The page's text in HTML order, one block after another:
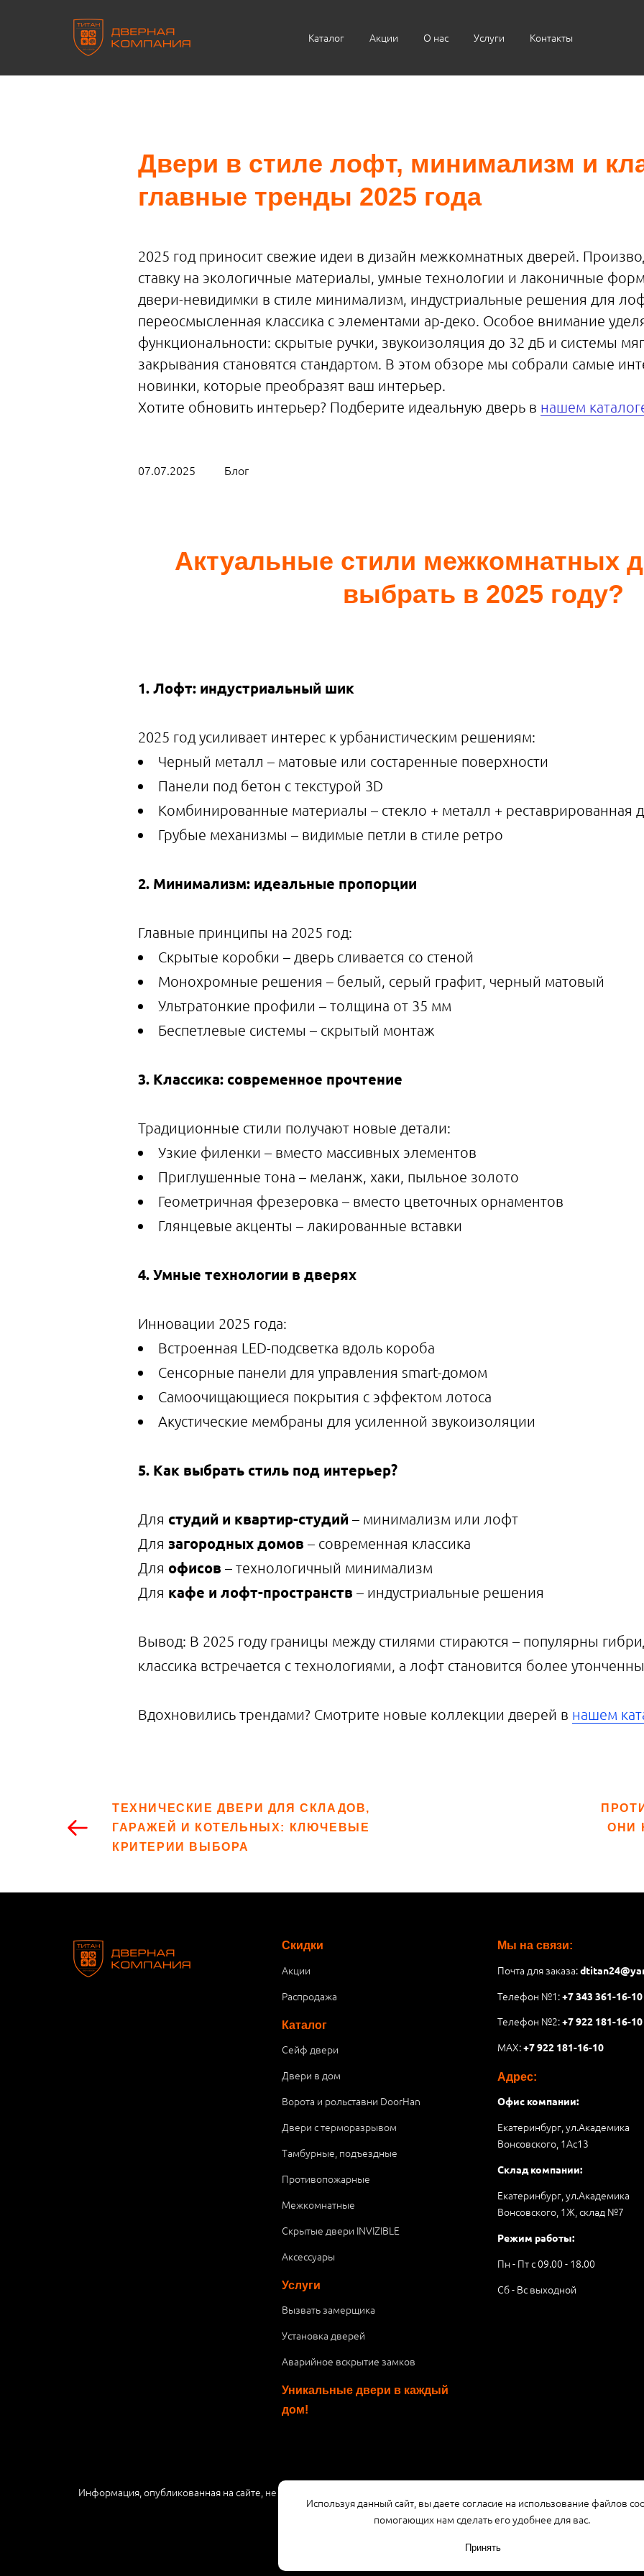
Каталог Акции О нас Услуги Контакты
Используя данный сайт, вы даете согласие на использование файлов
помогающих нам сделать его удобнее для вас.
Принять
Двери в стиле лофт, минимализм и
главные тренды 2025 года
2025 год приносит свежие идеи в дизайн межкомнатных дверей.
ставку на экологичные материалы, умные технологии и лаконичные
двери-невидимки в стиле минимализм, индустриальные решения для
переосмысленная классика с элементами ар-деко. Особое внимание
функциональности: скрытые ручки, звукоизоляция до 32 дБ и системы
закрывания становятся стандартом. В этом обзоре мы собрали самые
новинки, которые преобразят ваш интерьер.
Хотите обновить интерьер? Подберите идеальную дверь в нашем
07.07.2025 Блог
Актуальные стили межкомнатных
выбрать в 2025 году?
1. Лофт: индустриальный шик
2025 год усиливает интерес к урбанистическим решениям:
Черный металл – матовые или состаренные поверхности
Панели под бетон с текстурой 3D
Комбинированные материалы – стекло + металл + реставрированная
Грубые механизмы – видимые петли в стиле ретро
2. Минимализм: идеальные пропорции
Главные принципы на 2025 год:
Скрытые коробки – дверь сливается со стеной
Монохромные решения – белый, серый графит, черный матовый
Ультратонкие профили – толщина от 35 мм
Беспетлевые системы – скрытый монтаж
3. Классика: современное прочтение
Традиционные стили получают новые детали:
Узкие филенки – вместо массивных элементов
Приглушенные тона – меланж, хаки, пыльное золото
Геометричная фрезеровка – вместо цветочных орнаментов
Глянцевые акценты – лакированные вставки
4. Умные технологии в дверях
Инновации 2025 года:
Встроенная LED-подсветка вдоль короба
Сенсорные панели для управления smart-домом
Самоочищающиеся покрытия с эффектом лотоса
Акустические мембраны для усиленной звукоизоляции
5. Как выбрать стиль под интерьер?
Для студий и квартир-студий – минимализм или лофт
Для загородных домов – современная классика
Для офисов – технологичный минимализм
Для кафе и лофт-пространств – индустриальные решения
Вывод: В 2025 году границы между стилями стираются – популярны
классика встречается с технологиями, а лофт становится более
Вдохновились трендами? Смотрите новые коллекции дверей в нашем
ТЕХНИЧЕСКИЕ ДВЕРИ ДЛЯ СКЛАДОВ,
ГАРАЖЕЙ И КОТЕЛЬНЫХ: КЛЮЧЕВЫЕ
КРИТЕРИИ ВЫБОРА
ОНИ
Скидки
Акции
Распродажа
Каталог
Сейф двери
Двери в дом
Ворота и рольставни DoorHan
Двери с терморазрывом
Тамбурные, подъездные
Противопожарные
Межкомнатные
Скрытые двери INVIZIBLE
Аксессуары
Услуги
Вызвать замерщика
Установка дверей
Аварийное вскрытие замков
Уникальные двери в каждый
дом!
Мы на связи:
Почта для заказа:
Телефон №1:+7 343 361-16-10
Телефон №2:+7 922 181-16-10
MAX:+7 922 181-16-10
Адрес:
Офис компании:
Екатеринбург, ул.Академика
Вонсовского, 1Аc13
Склад компании:
Екатеринбург, ул.Академика
Вонсовского, 1Ж, склад №7
Режим работы:
Пн - Пт с 09.00 - 18.00
Сб - Вс выходной
Информация, опубликованная на сайте, не является публичной офертой или рекламой, а носит информационный
Разработка сайта3K Digital Studio